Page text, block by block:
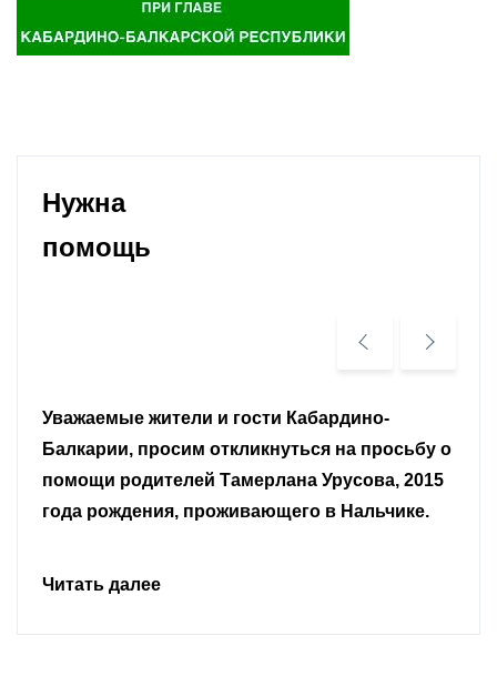
Нужна
помощь
Уважаемые земляки и все неравнодушные
граждане.
Читать далее